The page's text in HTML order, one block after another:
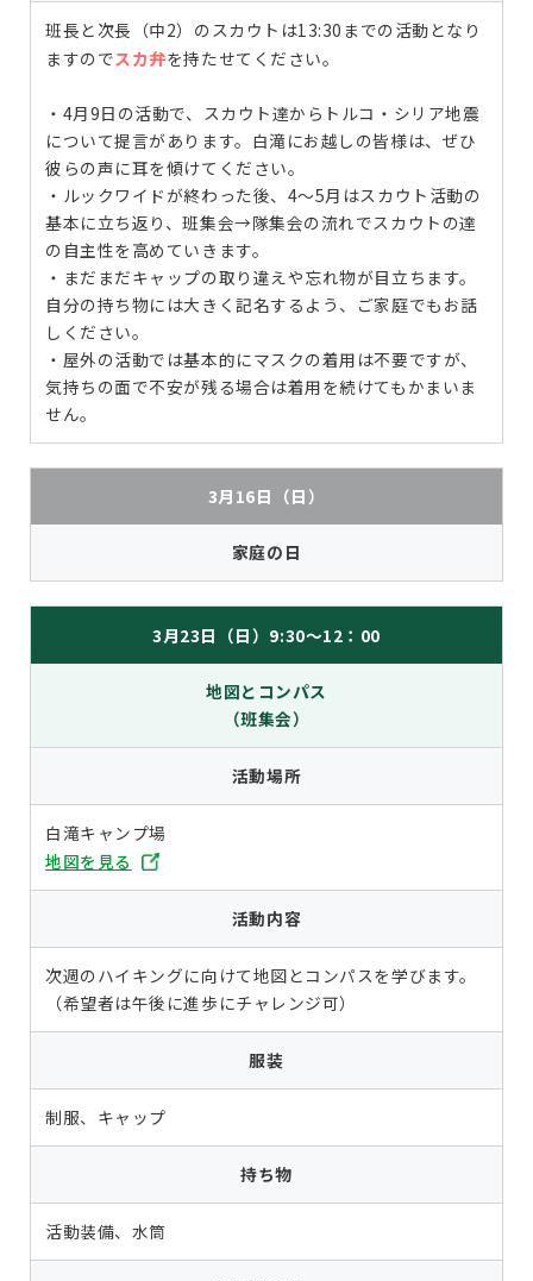
班長と次長（中2）のスカウトは13:30までの活動となり
ますのでスカ弁を持たせてください。
・4月9日の活動で、スカウト達からトルコ・シリア地震
について提言があります。白滝にお越しの皆様は、ぜひ
彼らの声に耳を傾けてください。
・ルックワイドが終わった後、4～5月はスカウト活動の
基本に立ち返り、班集会→隊集会の流れでスカウトの達
の自主性を高めていきます。
・まだまだキャップの取り違えや忘れ物が目立ちます。
自分の持ち物には大きく記名するよう、ご家庭でもお話
しください。
・屋外の活動では基本的にマスクの着用は不要ですが、
気持ちの面で不安が残る場合は着用を続けてもかまいま
せん。
3月16日（日）
家庭の日
3月23日（日）9:30～12：00
地図とコンパス
（班集会）
活動場所
白滝キャンプ場
地図を見る
活動内容
次週のハイキングに向けて地図とコンパスを学びます。
（希望者は午後に進歩にチャレンジ可）
服装
制服、キャップ
持ち物
活動装備、水筒